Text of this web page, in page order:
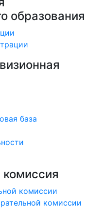
образования
база
комиссия
комиссии
комиссии